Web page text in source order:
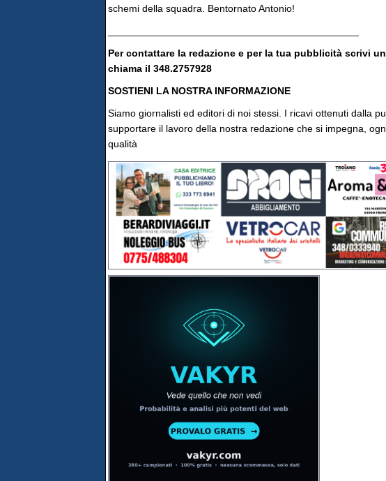
schemi della squadra. Bentornato Antonio!
Per contattare la redazione e per la tua pubblicità scrivi
chiama il 348.2757928
SOSTIENI LA NOSTRA INFORMAZIONE
Siamo giornalisti ed editori di noi stessi. I ricavi ottenuti dalla
supportare il lavoro della nostra redazione che si impegna,
qualità